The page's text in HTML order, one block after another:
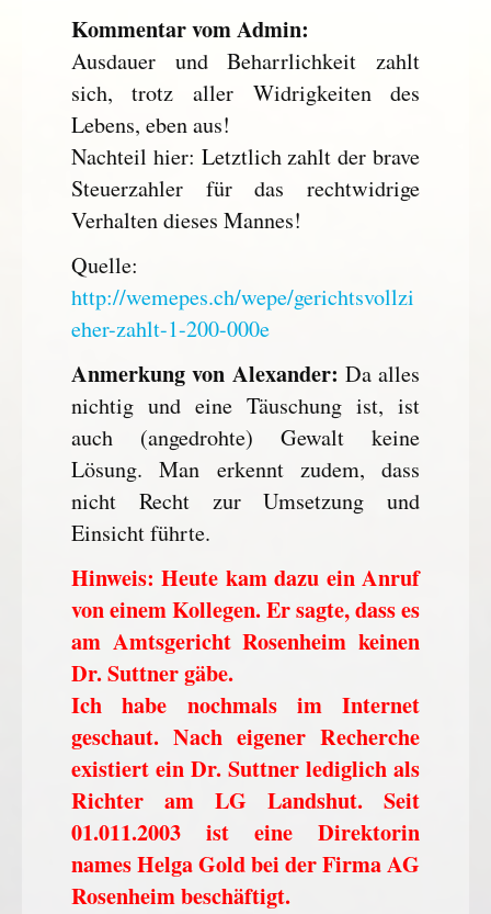
Kommentar vom Admin:
Ausdauer und Beharrlichkeit zahlt
sich, trotz aller Widrigkeiten des
Lebens, eben aus!
Nachteil hier: Letztlich zahlt der brave
Steuerzahler für das rechtwidrige
Verhalten dieses Mannes!
Quelle:
http://wemepes.ch/wepe/gerichtsvollzi
eher-zahlt-1-200-000e
Anmerkung von Alexander: Da alles
nichtig und eine Täuschung ist, ist
auch (angedrohte) Gewalt keine
Lösung. Man erkennt zudem, dass
nicht Recht zur Umsetzung und
Einsicht führte.
Hinweis: Heute kam dazu ein Anruf
von einem Kollegen. Er sagte, dass es
am Amtsgericht Rosenheim keinen
Dr. Suttner gäbe.
Ich habe nochmals im Internet
geschaut. Nach eigener Recherche
existiert ein Dr. Suttner lediglich als
Richter am LG Landshut. Seit
01.011.2003 ist eine Direktorin
names Helga Gold bei der Firma AG
Rosenheim beschäftigt.